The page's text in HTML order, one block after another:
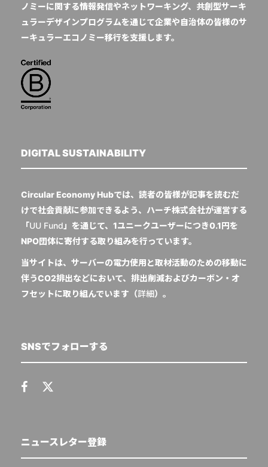
ノミーに関する情報発信やネットワーキング、共創型サーキ
ュラーデザインプログラムを通じて企業や自治体の皆様のサ
ーキュラーエコノミー移行を支援します。
DIGITAL SUSTAINABILITY
Circular Economy Hubでは、読者の皆様が記事を読むだ
けで社会貢献に参加できるよう、ハーチ株式会社が運営する
「UU Fund 」を通じて、1ユニークユーザーにつき0.1円を
NPO団体に寄付する取り組みを行っています。
当サイトは、サーバーの電力使用と取材活動のための移動に
伴うCO2排出などにおいて、排出削減およびカーボン・オ
フセットに取り組んでいます（詳細）。
SNSでフォローする
ニュースレター登録